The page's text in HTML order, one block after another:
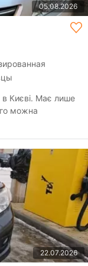
05.08.2026
в Києві. Має лише
можна
22.07.2026